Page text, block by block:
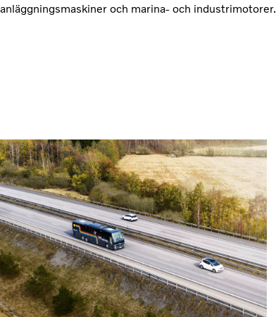
anläggningsmaskiner och marina- och industrimotorer.